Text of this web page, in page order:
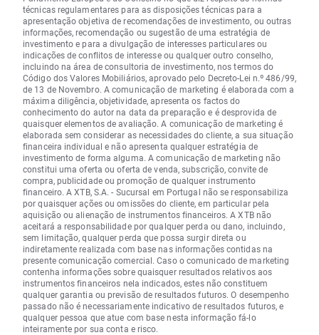
técnicas regulamentares para as disposições técnicas para a
apresentação objetiva de recomendações de investimento, ou outras
informações, recomendação ou sugestão de uma estratégia de
investimento e para a divulgação de interesses particulares ou
indicações de conflitos de interesse ou qualquer outro conselho,
incluindo na área de consultoria de investimento, nos termos do
Código dos Valores Mobiliários, aprovado pelo Decreto-Lei n.º 486/99,
de 13 de Novembro. A comunicação de marketing é elaborada com a
máxima diligência, objetividade, apresenta os factos do
conhecimento do autor na data da preparação e é desprovida de
quaisquer elementos de avaliação. A comunicação de marketing é
elaborada sem considerar as necessidades do cliente, a sua situação
financeira individual e não apresenta qualquer estratégia de
investimento de forma alguma. A comunicação de marketing não
constitui uma oferta ou oferta de venda, subscrição, convite de
compra, publicidade ou promoção de qualquer instrumento
financeiro. A XTB, S.A. - Sucursal em Portugal não se responsabiliza
por quaisquer ações ou omissões do cliente, em particular pela
aquisição ou alienação de instrumentos financeiros. A XTB não
aceitará a responsabilidade por qualquer perda ou dano, incluindo,
sem limitação, qualquer perda que possa surgir direta ou
indiretamente realizada com base nas informações contidas na
presente comunicação comercial. Caso o comunicado de marketing
contenha informações sobre quaisquer resultados relativos aos
instrumentos financeiros nela indicados, estes não constituem
qualquer garantia ou previsão de resultados futuros. O desempenho
passado não é necessariamente indicativo de resultados futuros, e
qualquer pessoa que atue com base nesta informação fá-lo
inteiramente por sua conta e risco.